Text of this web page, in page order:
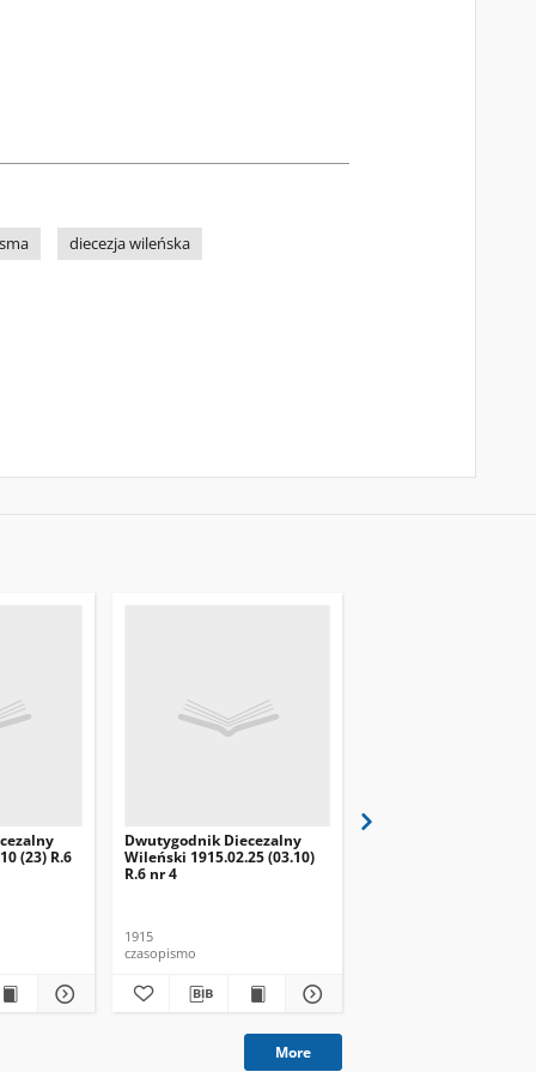
diecezja wileńska
(23) R.6
Dwutygodnik Diecezalny
Wileński 1915.02.25 (03.10)
R.6 nr 4
1915
czasopismo
More